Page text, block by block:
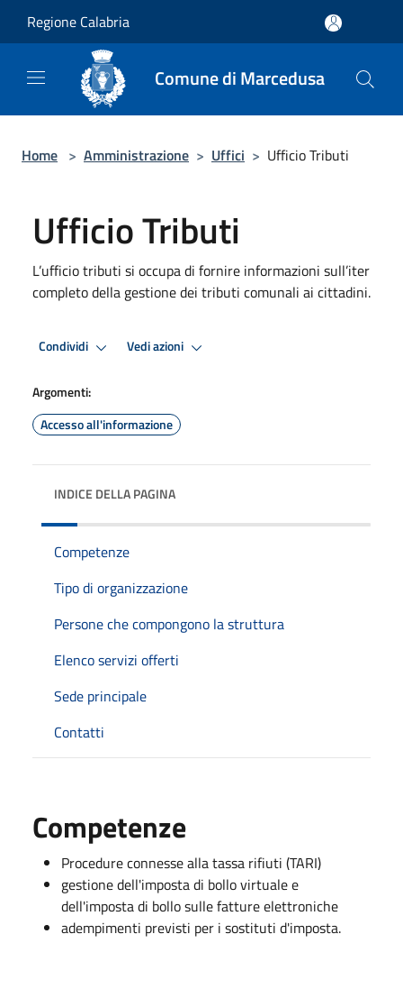
Regione Calabria
Comune di Marcedusa
Home > Amministrazione > Uffici > Ufficio Tributi
Ufficio Tributi
L’ufficio tributi si occupa di fornire informazioni sull’iter
completo della gestione dei tributi comunali ai cittadini.
Condividi Vedi azioni
Argomenti:
Accesso all'informazione
INDICE DELLA PAGINA
Competenze
Tipo di organizzazione
Persone che compongono la struttura
Elenco servizi offerti
Sede principale
Contatti
Competenze
Procedure connesse alla tassa rifiuti (TARI)
gestione dell'imposta di bollo virtuale e
dell'imposta di bollo sulle fatture elettroniche
adempimenti previsti per i sostituti d'imposta.